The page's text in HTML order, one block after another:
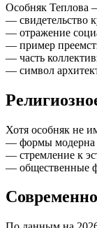
Особняк Теплова
— свидетельство
— отражение
— пример
— часть
— символ
Хотя особняк не
— формы модерна
— стремление к
— общественные